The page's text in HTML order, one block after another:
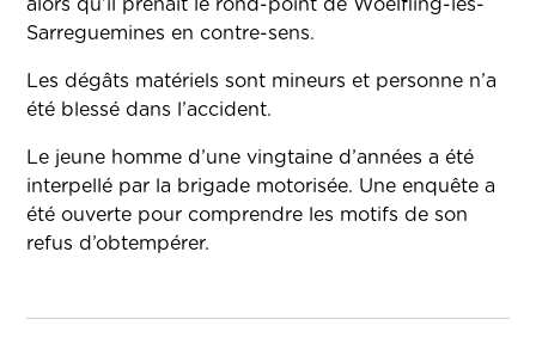
alors qu’il prenait le rond-point de Woelfling-lès-
Sarreguemines en contre-sens.
Les dégâts matériels sont mineurs et personne n’a
été blessé dans l’accident.
Le jeune homme d’une vingtaine d’années a été
interpellé par la brigade motorisée. Une enquête a
été ouverte pour comprendre les motifs de son
refus d’obtempérer.